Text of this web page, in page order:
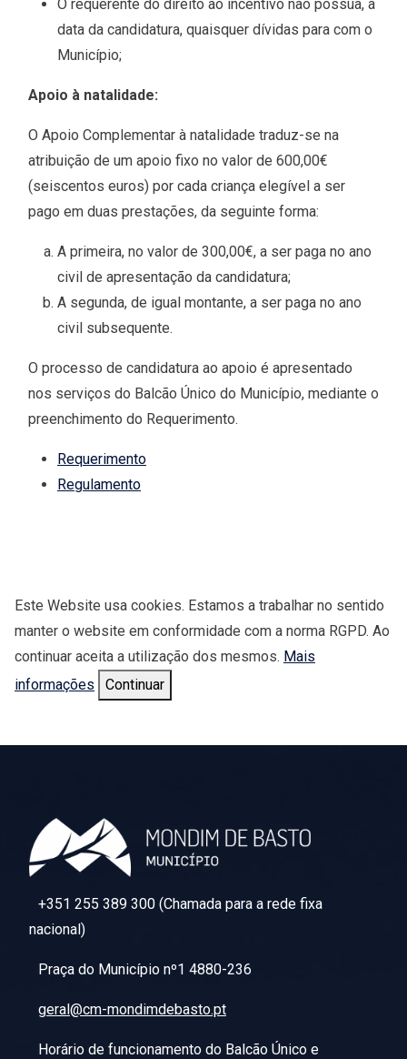
O requerente do direito ao incentivo não possua, à
data da candidatura, quaisquer dívidas para com o
Município;
Apoio à natalidade:
O Apoio Complementar à natalidade traduz-se na
atribuição de um apoio fixo no valor de 600,00€
(seiscentos euros) por cada criança elegível a ser
pago em duas prestações, da seguinte forma:
A primeira, no valor de 300,00€, a ser paga no ano
civil de apresentação da candidatura;
A segunda, de igual montante, a ser paga no ano
civil subsequente.
O processo de candidatura ao apoio é apresentado
nos serviços do Balcão Único do Município, mediante o
preenchimento do Requerimento.
Requerimento
Regulamento
Este Website usa cookies. Estamos a trabalhar no sentido
manter o website em conformidade com a norma RGPD. Ao
continuar aceita a utilização dos mesmos. Mais
informações
Continuar
+351 255 389 300 (Chamada para a rede fixa
nacional)
Praça do Município nº1 4880-236
geral@cm-mondimdebasto.pt
Horário de funcionamento do Balcão Único e